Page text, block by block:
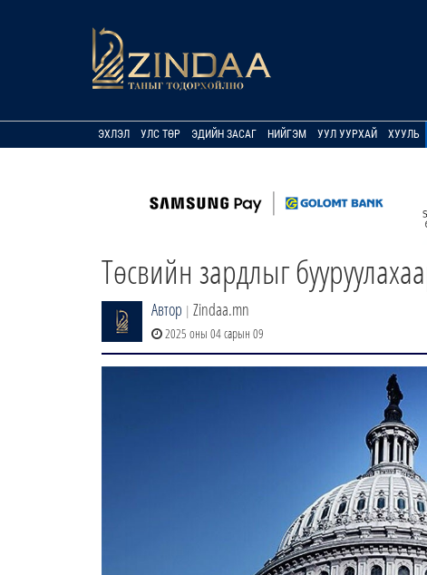
ЭХЛЭЛ УЛС ТӨР ЭДИЙН ЗАСАГ НИЙГЭМ УУЛ УУРХАЙ ХУУЛЬ
Төсвийн зардлыг
Автор | Zindaa.mn
2025 оны 04 сарын 09